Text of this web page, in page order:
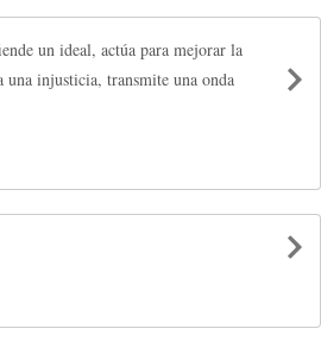
un ideal, actúa para mejorar la
una injusticia, transmite una onda